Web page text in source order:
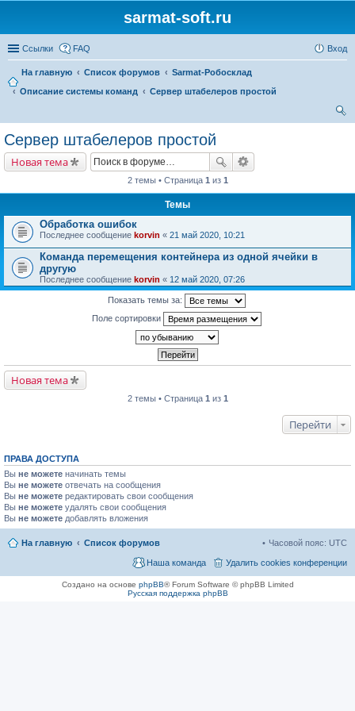
sarmat-soft.ru
Ссылки FAQ Вход
На главную Список форумов
Sarmat-Робосклад
Описание системы команд
Сервер штабелеров простой
Сервер штабелеров простой
Новая тема
2 темы • Страница 1 из 1
Темы
Обработка ошибок
Последнее сообщение korvin « 21 май 2020, 10:21
Команда перемещения контейнера из одной ячейки в
другую
Последнее сообщение korvin « 12 май 2020, 07:26
Показать темы за:
Поле сортировки
Новая тема
2 темы • Страница 1 из 1
Перейти
ПРАВА ДОСТУПА
Вы не можете начинать темы
Вы не можете отвечать на сообщения
Вы не можете редактировать свои сообщения
Вы не можете удалять свои сообщения
Вы не можете добавлять вложения
На главную Список форумов Часовой пояс: UTC
Удалить cookies конференции
Наша команда
Создано на основе phpBB® Forum Software © phpBB Limited
Русская поддержка phpBB